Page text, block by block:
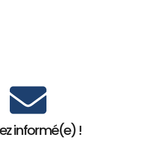
informé(e) !